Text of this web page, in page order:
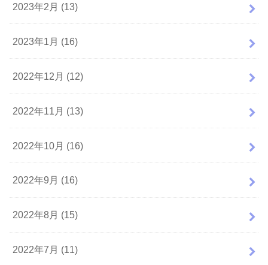
2023年2月 (13)
2023年1月 (16)
2022年12月 (12)
2022年11月 (13)
2022年10月 (16)
2022年9月 (16)
2022年8月 (15)
2022年7月 (11)